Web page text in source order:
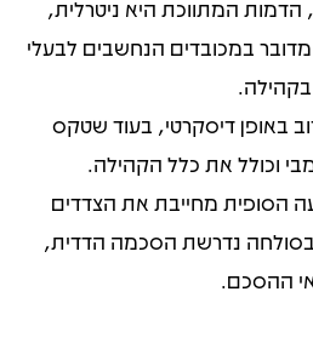
הדמות המתווכת היא ניטרלית,
במכובדים הנחשבים לבעלי
באופן דיסקרטי, בעוד שטקס
וכולל את כלל הקהילה.
הסופית מחייבת את הצדדים
בסולחה נדרשת הסכמה הדדית,
ההסכם.